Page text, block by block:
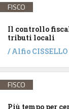
FISCO
Il controllo
tributi locali
/Alfio CISSELLO
FISCO
Più tempo per